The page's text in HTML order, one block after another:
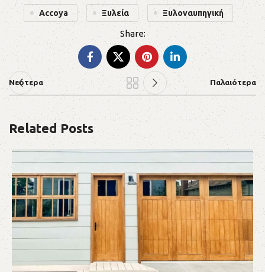
Accoya Ξυλεία Ξυλοναυπηγική
Νεότερα Παλαιότερα
Related Posts